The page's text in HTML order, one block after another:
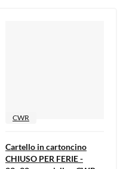
CWR
Cartello in cartoncino
CHIUSO PER FERIE -